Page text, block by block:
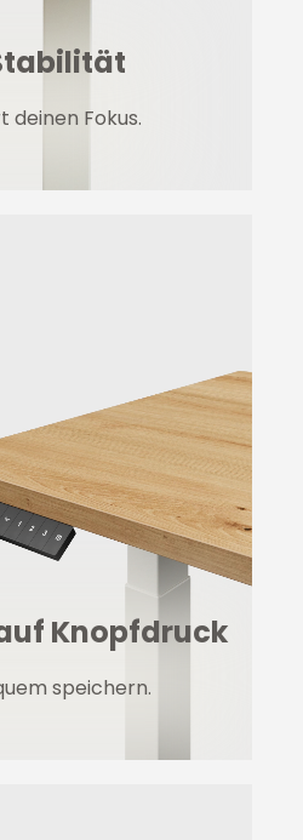
deinen Fokus.
Knopfdruck
speichern.